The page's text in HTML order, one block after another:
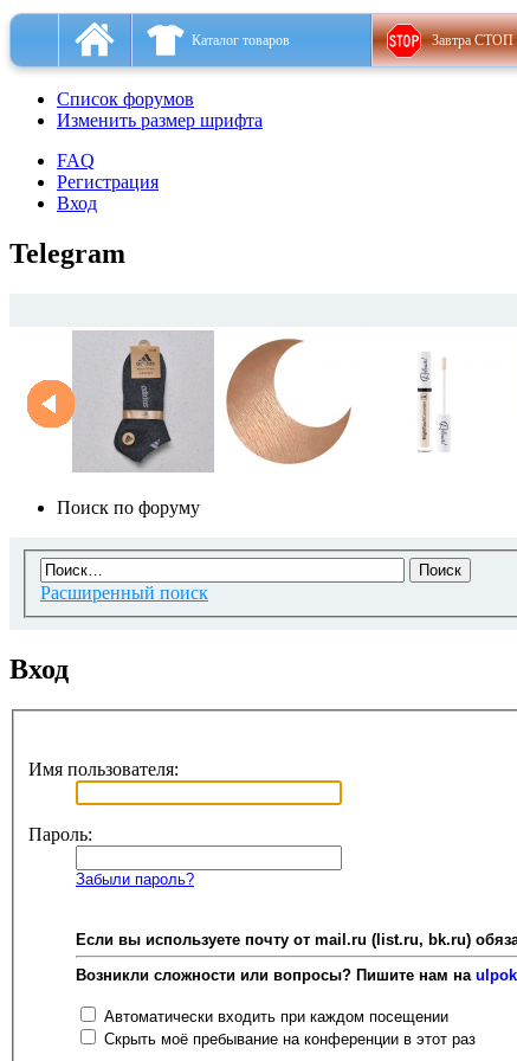
Каталог товаров Завтра СТОП
Список форумов
Изменить размер шрифта
FAQ
Регистрация
Вход
Telegram
Поиск по форуму
Расширенный поиск
Вход
Имя пользователя:
Пароль:
Забыли пароль?
Если вы используете почту от mail.ru (list.ru, bk.ru)
Возникли сложности или вопросы? Пишите нам на
Автоматически входить при каждом посещении
Скрыть моё пребывание на конференции в этот раз